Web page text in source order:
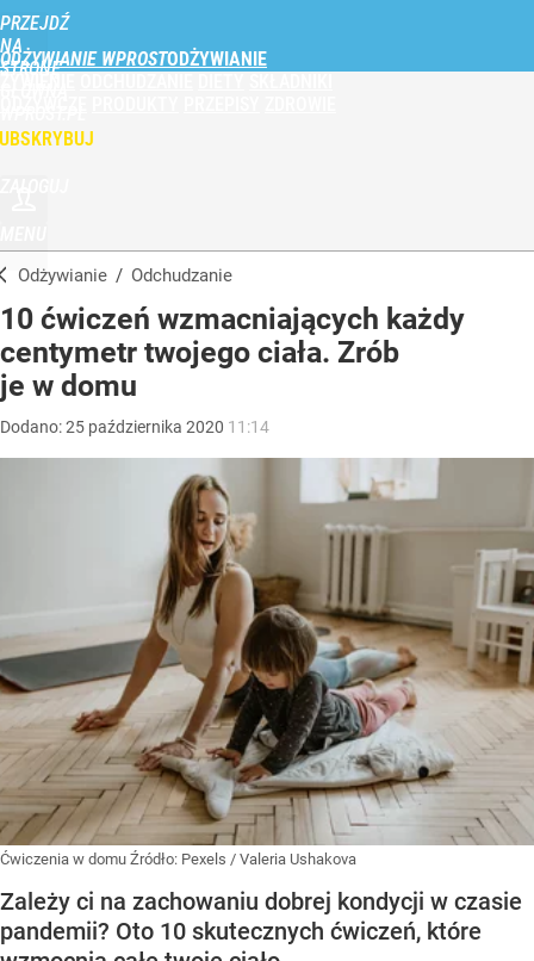
PRZEJDŹ
NA
STRONĘ
ODŻYWIANIE WPROST
Odżywianie / Odchudzanie
10 ćwiczeń wzmacniających każdy
centymetr twojego ciała. Zrób
je w domu
Dodano:25 października 2020 11:14
Ćwiczenia w domu Źródło: Pexels / Valeria Ushakova
Zależy ci na zachowaniu dobrej kondycji w czasie
pandemii? Oto 10 skutecznych ćwiczeń, które